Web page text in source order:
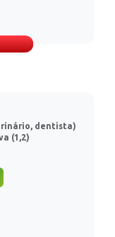
dentista)
(1,2)